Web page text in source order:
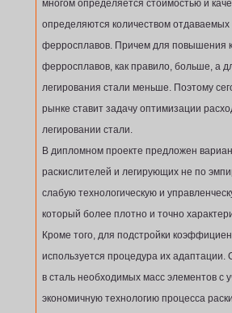
многом определяется стоимостью и
определяются количеством
ферросплавов. Причем для повышения
ферросплавов, как правило, больше, а
легирования стали меньше. Поэтому
рынке ставит задачу оптимизации
легировании стали.
В дипломном проекте предложен
раскислителей и легирующих не по
слабую технологическую и
который более плотно и точно
Кроме того, для подстройки
используется процедура их
в сталь необходимых масс элементов с
экономичную технологию процесса